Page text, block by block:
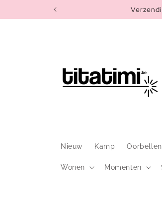
content
Nieuw Kamp Oorbellen
Wonen Momenten